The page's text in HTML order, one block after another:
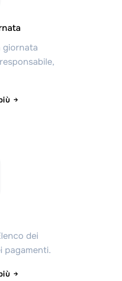
giornata
dei
pagamenti.